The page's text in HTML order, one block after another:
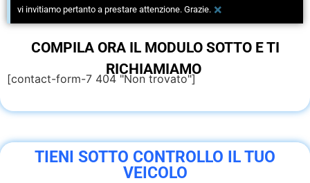
vi invitiamo pertanto a prestare attenzione. Grazie. ×
COMPILA ORA IL MODULO SOTTO E TI
RICHIAMIAMO
[contact-form-7 404 "Non trovato"]
TIENI SOTTO CONTROLLO IL TUO
VEICOLO